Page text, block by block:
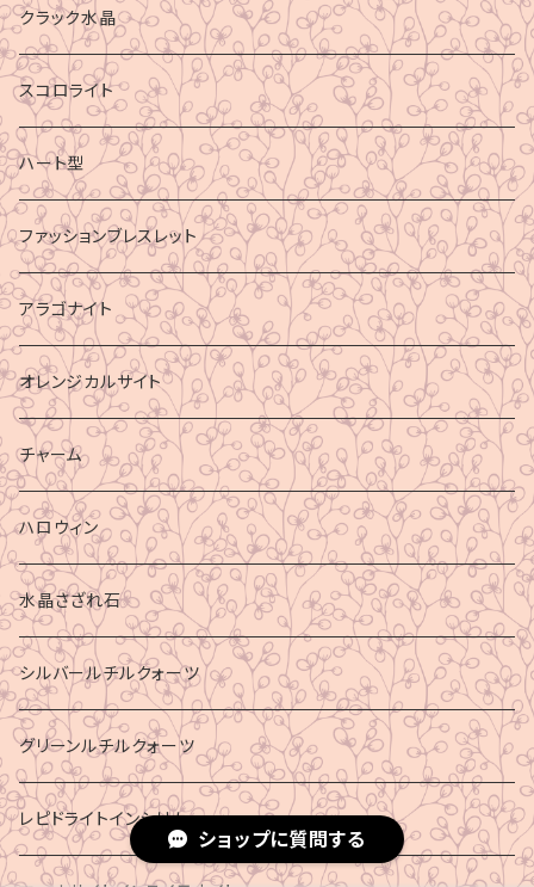
ショップに質問する
クラック水晶
スコロライト
ハート型
ファッションブレスレット
アラゴナイト
オレンジカルサイト
チャーム
ハロウィン
水晶さざれ石
シルバールチルクォーツ
グリーンルチルクォーツ
レピドライトインシリカ